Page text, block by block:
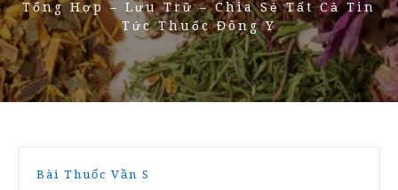
Tổng Hợp – Lưu Trữ – Chia Sẻ Tất Cả Tin
Tức Thuốc Đông Y
Bài Thuốc Vần S